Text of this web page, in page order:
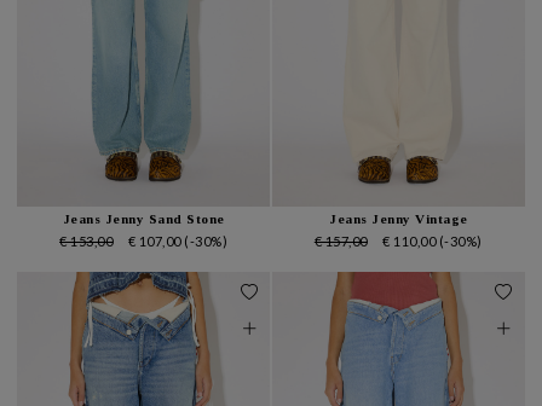
Jeans Jenny Sand Stone
€ 153,00 € 107,00 (-30%)
Jeans Jenny Vintage
€ 157,00 € 110,00 (-30%)